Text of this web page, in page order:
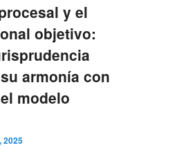
y el
objetivo:
armonía con
modelo
2025